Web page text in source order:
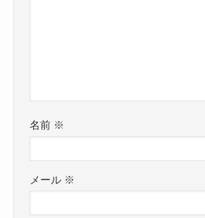
名前 ※
メール ※